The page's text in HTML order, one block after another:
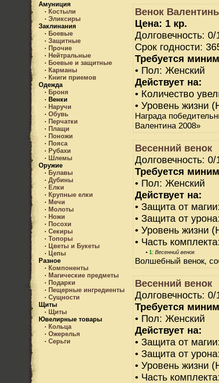
Амуниция
· Костыли
· Эликсиры
Заклинания
· Боевые
· Защитные
· Прочие
· Нейтральные
· Боевые и защитные
· Карманы
· Книги приемов
Одежда
· Броня
· Венки
· Наручи
· Обувь
· Перчатки
· Плащи
· Поножи
· Пояса
· Рубахи
· Шлемы
Оружие
· Булавы
· Дубины
· Елки
· Крупные елки
· Мечи
· Молоты
· Ножи
· Посохи
· Секиры
· Топоры
· Цветы и Букеты
· Цепы
Разное
· Компоненты
· Магические предметы
· Подарки
· Пещерные ингредиенты
· Сущности
Щиты
· Щиты
Ювелирные товары
· Кольца
· Ожерелья
· Серьги
Венок
Цена: 1 кр.
Долговечность: 0/
Срок годности:
Требуется
• Пол: Женский
Действует на:
• Количество
• Уровень жизни
Награда
Валентина 2008»
Весенний венок
Долговечность: 0/
Требуется
• Пол: Женский
Действует на:
• Защита от
• Защита от
• Уровень жизни
• Часть
• 1: Весенний венок
Волшебный венок,
Весенний венок
Долговечность: 0/
Требуется
• Пол: Женский
Действует на:
• Защита от
• Защита от
• Уровень жизни
• Часть